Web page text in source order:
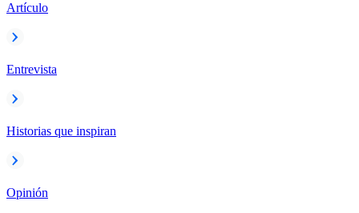
Artículo
Entrevista
Historias que inspiran
Opinión